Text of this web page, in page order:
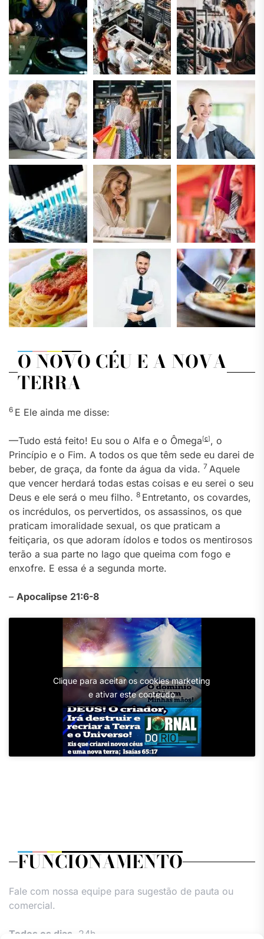
O NOVO CÉU E A NOVA
TERRA
6 E Ele ainda me disse:
—Tudo está feito! Eu sou o Alfa e o Ômega[c], o
Princípio e o Fim. A todos os que têm sede eu darei de
beber, de graça, da fonte da água da vida. 7 Aquele
que vencer herdará todas estas coisas e eu serei o seu
Deus e ele será o meu filho. 8 Entretanto, os covardes,
os incrédulos, os pervertidos, os assassinos, os que
praticam imoralidade sexual, os que praticam a
feitiçaria, os que adoram ídolos e todos os mentirosos
terão a sua parte no lago que queima com fogo e
enxofre. E essa é a segunda morte.
– Apocalipse 21:6-8
Clique para aceitar os cookies marketing
e ativar este conteúdo
FUNCIONAMENTO
Fale com nossa equipe para sugestão de pauta ou
comercial.
Todos os dias, 24h.